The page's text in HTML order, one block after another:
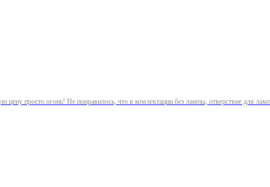
цену просто огонь! Не понравилось, что в комлектации без лампы, отверствие для